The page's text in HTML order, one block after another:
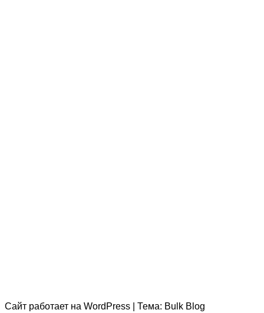
Сайт работает на WordPress Тема: Bulk Blog